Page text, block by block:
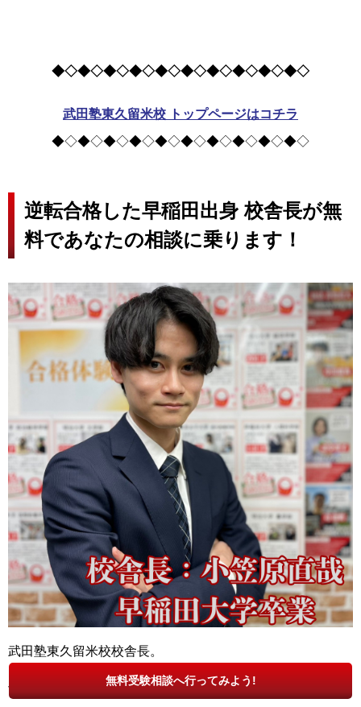
◆◇◆◇◆◇◆◇◆◇◆◇◆◇◆◇◆◇◆◇
武田塾東久留米校 トップページはコチラ
◆◇◆◇◆◇◆◇◆◇◆◇◆◇◆◇◆◇◆◇
逆転合格した早稲田出身 校舎長が無
料であなたの相談に乗ります！
武田塾東久留米校校舎長。
参考書学習 で受験に挑み早稲田大学、上智大学
無料受験相談へ行ってみよう!